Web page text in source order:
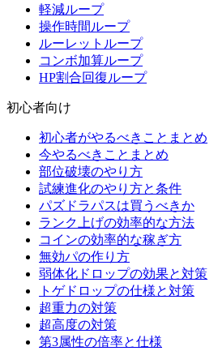
軽減ループ
操作時間ループ
ルーレットループ
コンボ加算ループ
HP割合回復ループ
初心者向け
初心者がやるべきことまとめ
今やるべきことまとめ
部位破壊のやり方
試練進化のやり方と条件
パズドラパスは買うべきか
ランク上げの効率的な方法
コインの効率的な稼ぎ方
無効パの作り方
弱体化ドロップの効果と対策
トゲドロップの仕様と対策
超重力の対策
超高度の対策
第3属性の倍率と仕様